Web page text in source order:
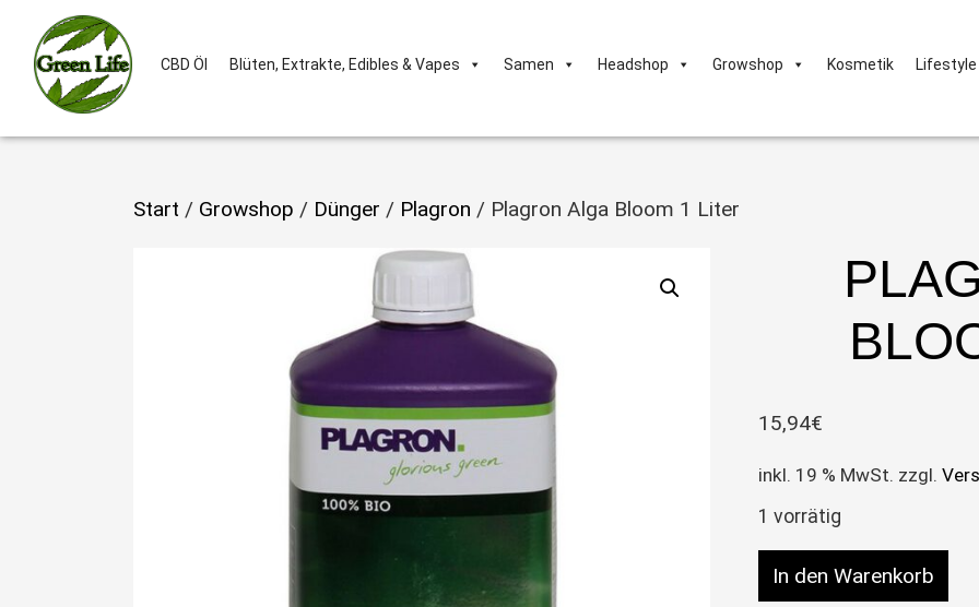
CBD Öl Blüten, Extrakte, Edibles & Vapes Samen Headshop Growshop Kosmetik Lifestyle
Start / Growshop / Dünger / Plagron / Plagron Alga Bloom 1 Liter
15,94€
inkl. 19 % MwSt. zzgl.
1 vorrätig
Plagron Alga Bloom 1
In den Warenkorb